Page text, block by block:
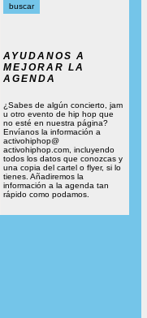
AYUDANOS A
MEJORAR LA
AGENDA
¿Sabes de algún concierto, jam
u otro evento de hip hop que
no esté en nuestra página?
Envíanos la información a
activohiphop@
activohiphop.com, incluyendo
todos los datos que conozcas y
una copia del cartel o flyer, si lo
tienes. Añadiremos la
información a la agenda tan
rápido como podamos.